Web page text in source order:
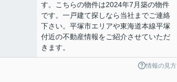
す。こちらの物件は2024年7月築の物件
です。一戸建て探しなら当社までご連絡
下さい。平塚市エリアや東海道本線平塚
付近の不動産情報をご紹介させていただ
きます。
情報の見方